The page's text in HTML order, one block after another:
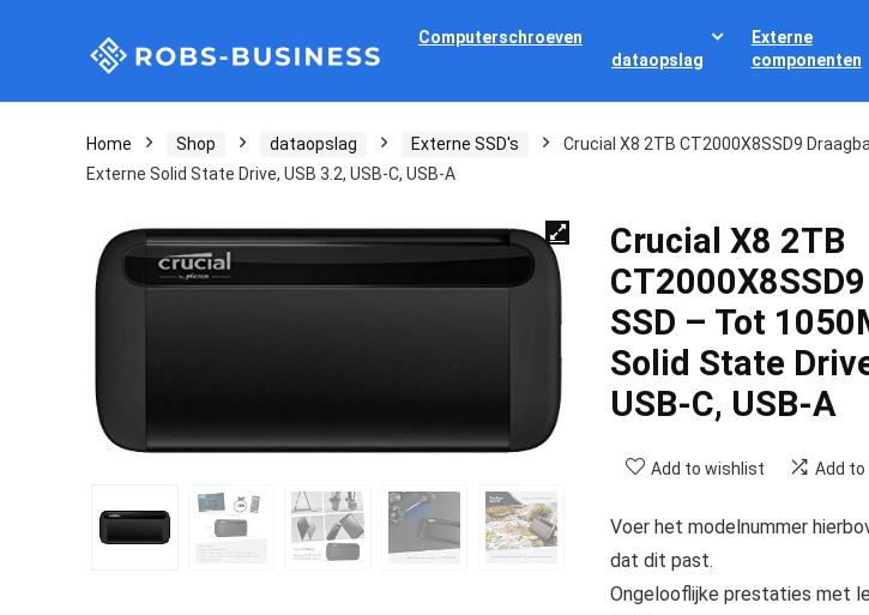
Computerschroeven
dataopslag
Externe
componenten
Home Shop dataopslag Externe SSD's
Crucial X8 2TB CT2000X8SSD9
Externe Solid State Drive, USB 3.2, USB-C, USB-A
Crucial X8 2TB
SSD – Tot
Solid State
USB-C, USB-A
Add to wishlist Add
Voer het modelnummer
dat dit past.
Ongelooflijke prestaties met